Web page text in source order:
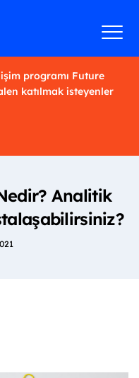
programı Future
katılmak isteyenler
Analitik